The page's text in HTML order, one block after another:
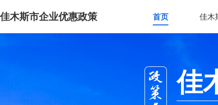
佳木斯市企业优惠政策 首页 佳木
佳